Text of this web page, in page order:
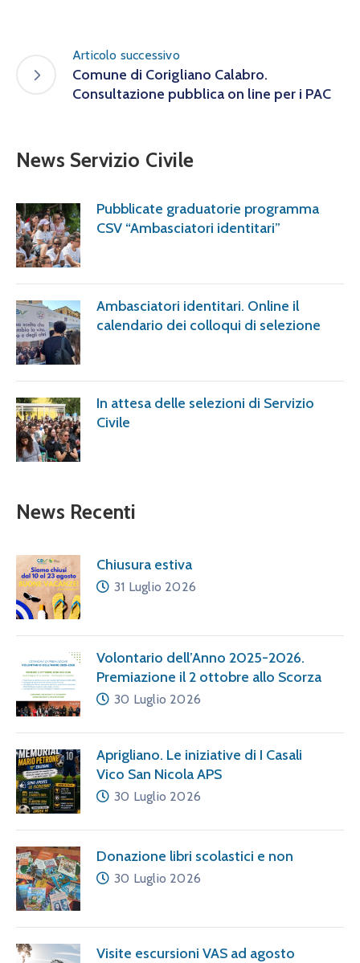
Articolo successivo
Comune di Corigliano Calabro.
Consultazione pubblica on line per i PAC
News Servizio Civile
Pubblicate graduatorie programma
CSV “Ambasciatori identitari”
Ambasciatori identitari. Online il
calendario dei colloqui di selezione
In attesa delle selezioni di Servizio
Civile
News Recenti
Chiusura estiva
31 Luglio 2026
Volontario dell’Anno 2025-2026.
Premiazione il 2 ottobre allo Scorza
30 Luglio 2026
Aprigliano. Le iniziative di I Casali
Vico San Nicola APS
30 Luglio 2026
Donazione libri scolastici e non
30 Luglio 2026
Visite escursioni VAS ad agosto